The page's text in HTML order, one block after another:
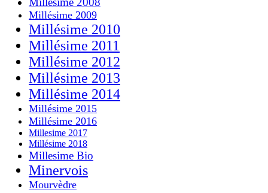
Millésime 2009
Millésime 2010
Millésime 2011
Millésime 2012
Millésime 2013
Millésime 2014
Millésime 2015
Millésime 2016
Millesime 2017
Millésime 2018
Millesime Bio
Minervois
Mourvèdre